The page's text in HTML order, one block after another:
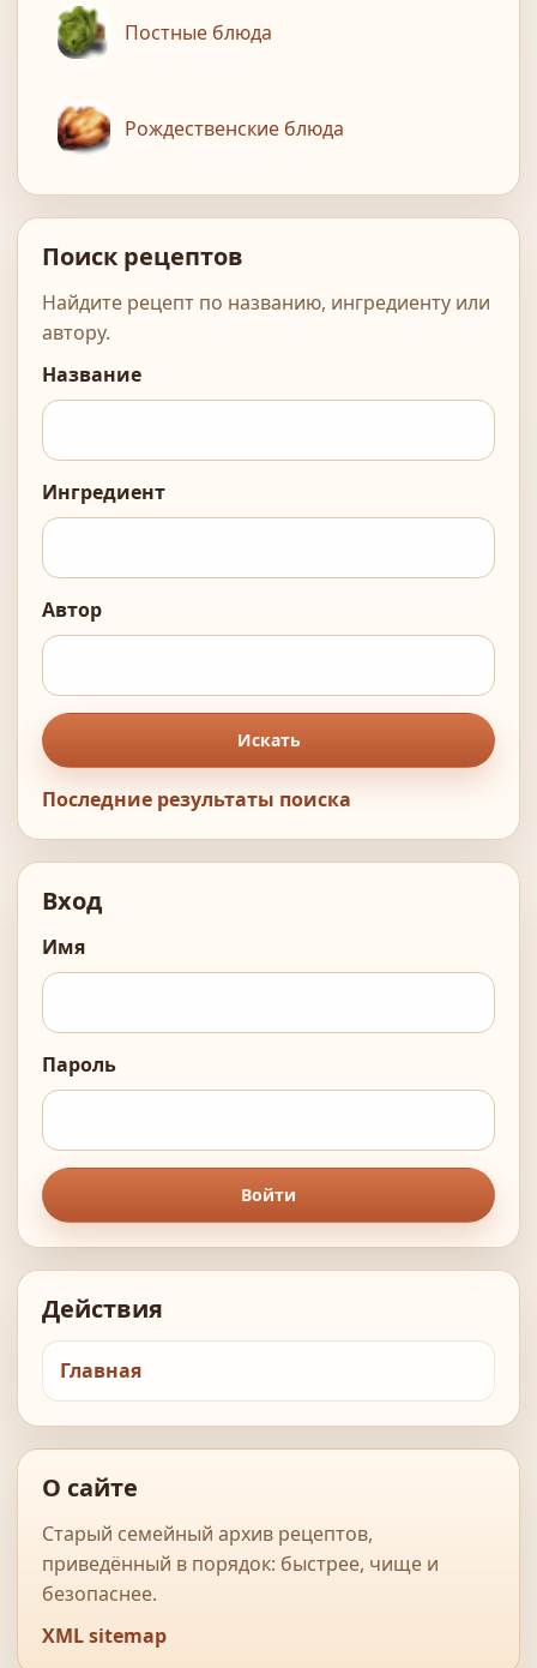
Постные блюда
Рождественские блюда
Поиск рецептов
Найдите рецепт по названию, ингредиенту или
автору.
Название
Ингредиент
Автор
Искать
Последние результаты поиска
Вход
Имя
Пароль
Войти
Действия
Главная
О сайте
Старый семейный архив рецептов,
приведённый в порядок: быстрее, чище и
безопаснее.
XML sitemap